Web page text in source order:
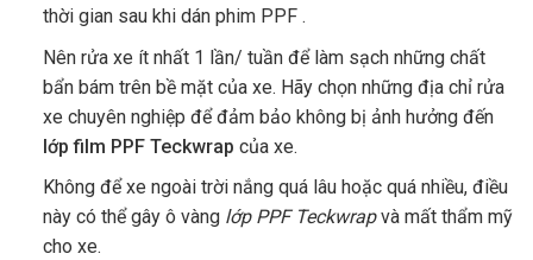
thời gian sau khi dán phim PPF .
Nên rửa xe ít nhất 1 lần/ tuần để làm sạch những chất
bẩn bám trên bề mặt của xe. Hãy chọn những địa chỉ rửa
xe chuyên nghiệp để đảm bảo không bị ảnh hưởng đến
lớp film PPF Teckwrap của xe.
Không để xe ngoài trời nắng quá lâu hoặc quá nhiều, điều
này có thể gây ô vàng lớp PPF Teckwrapvà mất thẩm mỹ
cho xe.